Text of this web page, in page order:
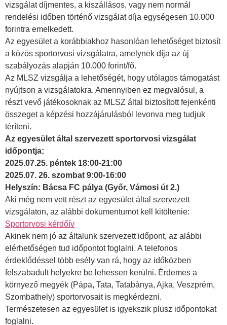
vizsgálat díjmentes, a kiszállásos, vagy nem normál
rendelési időben történő vizsgálat díja egységesen 10.000
forintra emelkedett.
Az egyesület a korábbiakhoz hasonlóan lehetőséget biztosít
a közös sportorvosi vizsgálatra, amelynek díja az új
szabályozás alapján 10.000 forint/fő.
Az MLSZ vizsgálja a lehetőségét, hogy utólagos támogatást
nyújtson a vizsgálatokra. Amennyiben ez megvalósul, a
részt vevő játékosoknak az MLSZ által biztosított fejenkénti
összeget a képzési hozzájárulásból levonva meg tudjuk
téríteni.
Az egyesület által szervezett sportorvosi vizsgálat
időpontja:
2025.07.25. péntek 18:00-21:00
2025.07. 26. szombat 9:00-16:00
Helyszín: Bácsa FC pálya (Győr, Vámosi út 2.)
Aki még nem vett részt az egyesület által szervezett
vizsgálaton, az alábbi dokumentumot kell kitöltenie:
Sportorvosi kérdőív
Akinek nem jó az általunk szervezett időpont, az alábbi
elérhetőségen tud időpontot foglalni. A telefonos
érdeklődéssel több esély van rá, hogy az időközben
felszabadult helyekre be lehessen kerülni. Érdemes a
környező megyék (Pápa, Tata, Tatabánya, Ajka, Veszprém,
Szombathely) sportorvosait is megkérdezni.
Természetesen az egyesület is igyekszik plusz időpontokat
foglalni.